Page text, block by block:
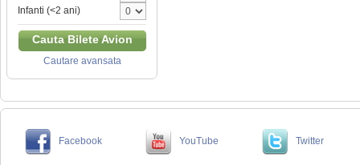
Infanti (<2 ani)
Cauta Bilete Avion
Cautare avansata
Facebook YouTube Twitter